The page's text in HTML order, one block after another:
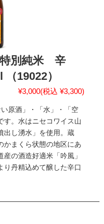
別純米 辛
19022）
¥3,000(税込 ¥3,300)
原酒」・「水」・「空
す。水はニセコワイス山
出し湧水」を使用。蔵
かまくら状態の地区にあ
の酒造好適米「吟風」
り丹精込めて醸した辛口